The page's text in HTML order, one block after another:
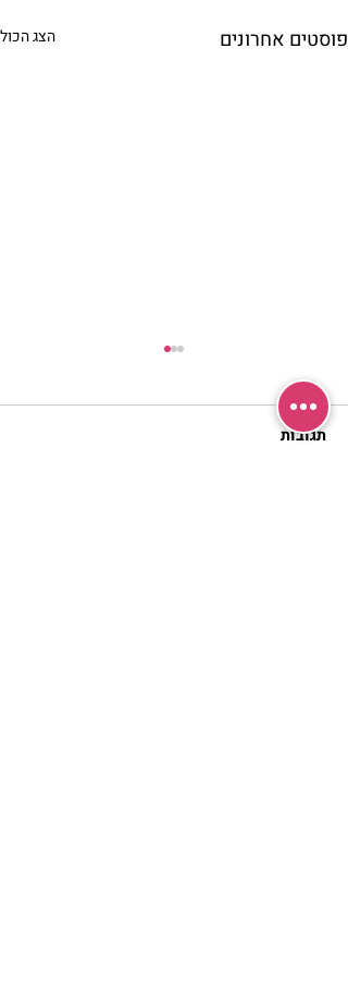
פוסטים אחרונים הצג הכול
תגובות